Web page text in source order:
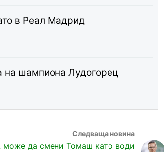
в Реал Мадрид
на шампиона Лудогорец
да смени Томаш като води